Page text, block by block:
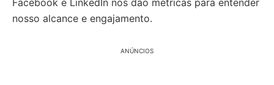
Facebook e LinkedIn nos dão métricas para entender
nosso alcance e engajamento.
ANÚNCIOS